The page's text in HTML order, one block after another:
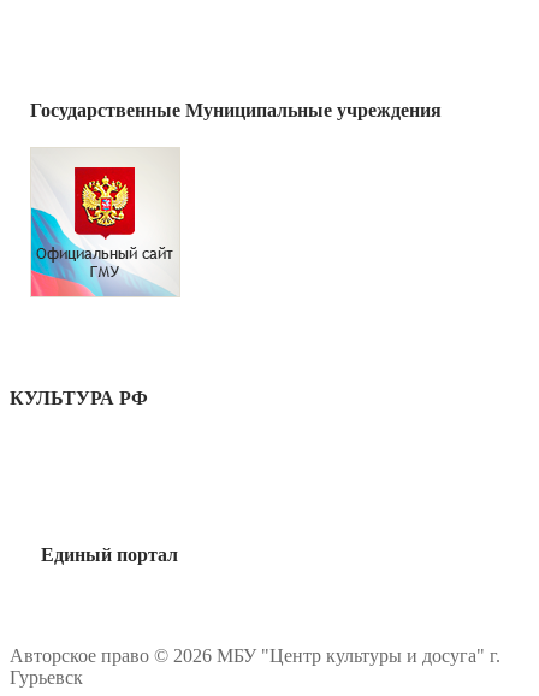
Государственные Муниципальные учреждения
КУЛЬТУРА РФ
Единый портал
Авторское право © 2026 МБУ "Центр культуры и досуга" г.
Гурьевск